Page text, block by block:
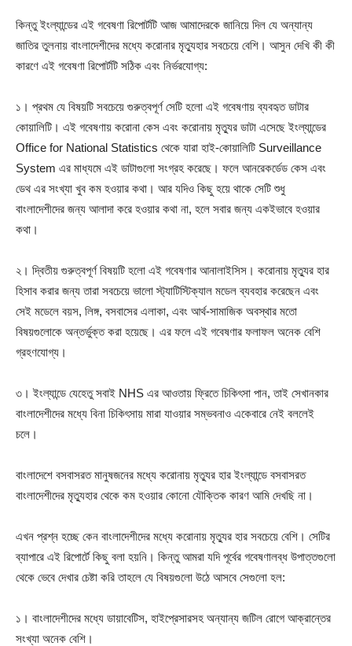
কিন্তু ইংল্যান্ডের এই গবেষণা রিপোর্টটি আজ আমাদেরকে জানিয়ে দিল যে অন্যান্য
জাতির তুলনায় বাংলাদেশীদের মধ্যে করোনার মৃত্যুহার সবচেয়ে বেশি। আসুন দেখি কী কী
কারণে এই গবেষণা রিপোর্টটি সঠিক এবং নির্ভরযোগ্য:
১। প্রথম যে বিষয়টি সবচেয়ে গুরুত্বপূর্ণ সেটি হলো এই গবেষণায় ব্যবহৃত ডাটার
কোয়ালিটি। এই গবেষণায় করোনা কেস এবং করোনায় মৃত্যুর ডাটা এসেছে ইংল্যান্ডের
Office for National Statistics থেকে যারা হাই-কোয়ালিটি Surveillance
System এর মাধ্যমে এই ডাটাগুলো সংগ্রহ করেছে। ফলে আনরেকর্ডেড কেস এবং
ডেথ এর সংখ্যা খুব কম হওয়ার কথা। আর যদিও কিছু হয়ে থাকে সেটি শুধু
বাংলাদেশীদের জন্য আলাদা করে হওয়ার কথা না, হলে সবার জন্য একইভাবে হওয়ার
কথা।
২। দ্বিতীয় গুরুত্বপূর্ণ বিষয়টি হলো এই গবেষণার আনালাইসিস। করোনায় মৃত্যুর হার
হিসাব করার জন্য তারা সবচেয়ে ভালো স্ট্যাটিস্টিক্যাল মডেল ব্যবহার করেছেন এবং
সেই মডেলে বয়স, লিঙ্গ, বসবাসের এলাকা, এবং আর্থ-সামাজিক অবস্থার মতো
বিষয়গুলোকে অন্তর্ভুক্ত করা হয়েছে। এর ফলে এই গবেষণার ফলাফল অনেক বেশি
গ্রহণযোগ্য।
৩। ইংল্যান্ডে যেহেতু সবাই NHS এর আওতায় ফ্রিতে চিকিৎসা পান, তাই সেখানকার
বাংলাদেশীদের মধ্যে বিনা চিকিৎসায় মারা যাওয়ার সম্ভবনাও একেবারে নেই বললেই
চলে।
বাংলাদেশে বসবাসরত মানুষজনের মধ্যে করোনায় মৃত্যুর হার ইংল্যান্ডে বসবাসরত
বাংলাদেশীদের মৃত্যুহার থেকে কম হওয়ার কোনো যৌক্তিক কারণ আমি দেখছি না।
এখন প্রশ্ন হচ্ছে কেন বাংলাদেশীদের মধ্যে করোনায় মৃত্যুর হার সবচেয়ে বেশি। সেটির
ব্যাপারে এই রিপোর্টে কিছু বলা হয়নি। কিন্তু আমরা যদি পূর্বের গবেষণালব্ধ উপাত্তগুলো
থেকে ভেবে দেখার চেষ্টা করি তাহলে যে বিষয়গুলো উঠে আসবে সেগুলো হল:
১। বাংলাদেশীদের মধ্যে ডায়াবেটিস, হাইপ্রেসারসহ অন্যান্য জটিল রোগে আক্রান্তের
সংখ্যা অনেক বেশি।